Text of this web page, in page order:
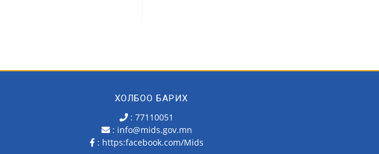
ХОЛБОО БАРИХ
: 77110051
: info@mids.gov.mn
: https:facebook.com/Mids